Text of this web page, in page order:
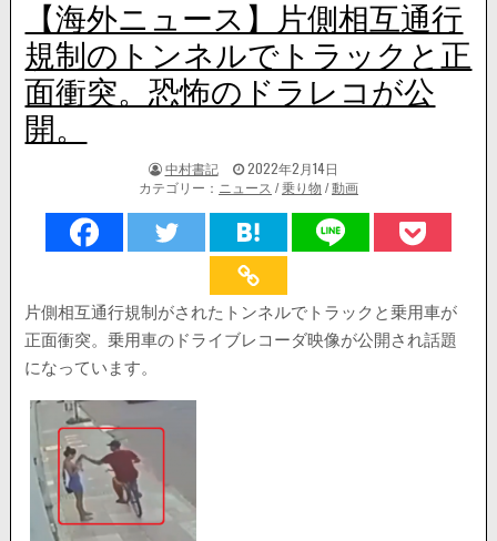
【海外ニュース】片側相互通行
規制のトンネルでトラックと正
面衝突。恐怖のドラレコが公
開。
著
者:
中村書記
掲
載
日：
2022年2月14日
カテゴリー： ニュース /乗り物 /動画
片側相互通行規制がされたトンネルでトラックと乗用車が
正面衝突。乗用車のドライブレコーダ映像が公開され話題
になっています。